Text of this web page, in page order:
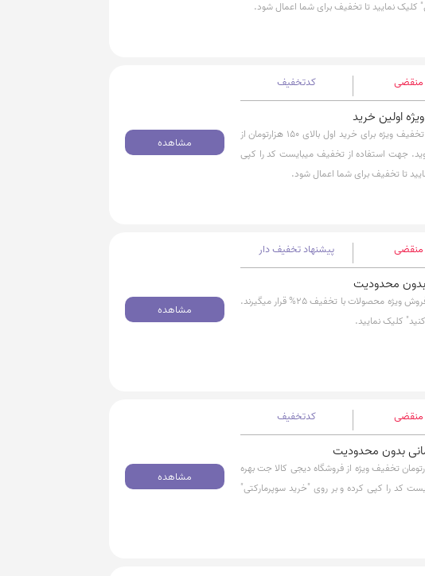
کلیک نمایید تا تخفیف برای شما اعمال شود.
با استفاده از کد تخفیف از 30 هزارتومان تخفیف ویژه برای خرید اول بالای 150 هزارتومان از
جهت استفاده از تخفیف میبایست کد را کپی
تا تخفیف برای شما اعمال شود.
منقضی کدتخفیف
مشاهده
در هر دو ساعت در فروشگاه افق کوروش فروش ویژه محصولات با تخفیف 25% قرار میگیرند.
کلیک نمایید.
منقضی پیشنهاد تخفیف دار
مشاهده
از کدتخفیف میتوانید از 15 هزارتومان تخفیف ویژه از فروشگاه دیجی کالا جت بهره
کد را کپی کرده و بر روی "خرید سوپرمارکتی"
منقضی کدتخفیف
مشاهده